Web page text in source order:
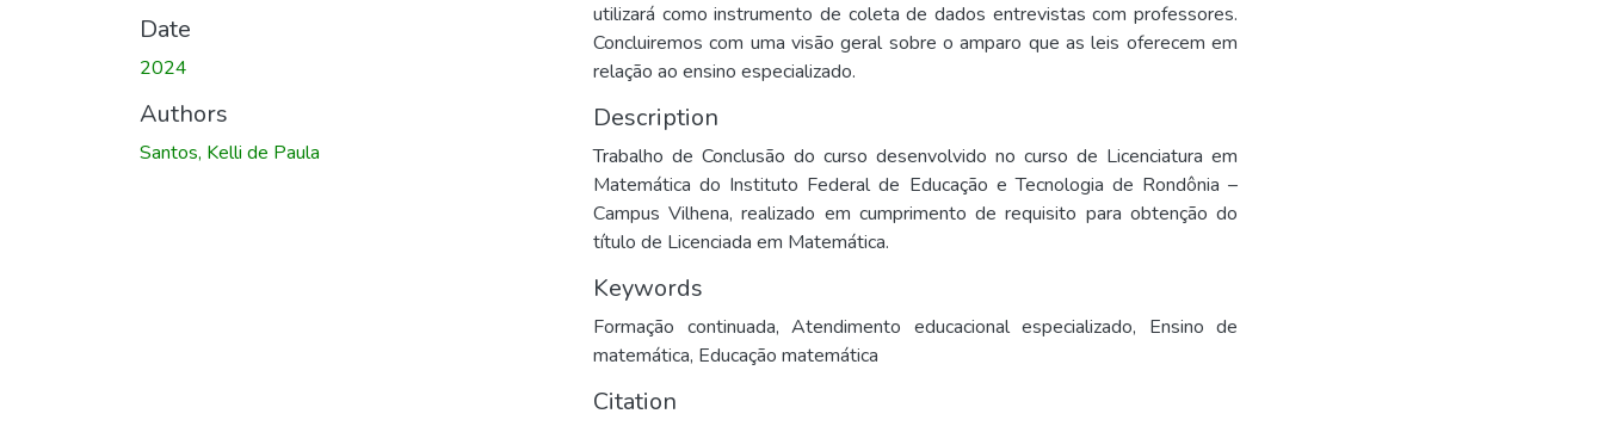
Date
2024
Authors
Santos, Kelli de Paula
utilizará como instrumento de coleta de dados entrevistas com professores.
Concluiremos com uma visão geral sobre o amparo que as leis oferecem em
relação ao ensino especializado.
Description
Trabalho de Conclusão do curso desenvolvido no curso de Licenciatura em
Matemática do Instituto Federal de Educação e Tecnologia de Rondônia –
Campus Vilhena, realizado em cumprimento de requisito para obtenção do
título de Licenciada em Matemática.
Keywords
Formação continuada, Atendimento educacional especializado, Ensino de
matemática, Educação matemática
Citation